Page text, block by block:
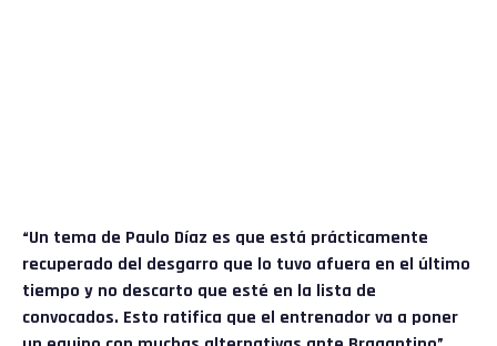
“Un tema de Paulo Díaz es que está prácticamente
recuperado del desgarro que lo tuvo afuera en el último
tiempo y no descarto que esté en la lista de
convocados. Esto ratifica que el entrenador va a poner